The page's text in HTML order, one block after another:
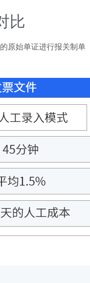
比
原始单证进行报关制单